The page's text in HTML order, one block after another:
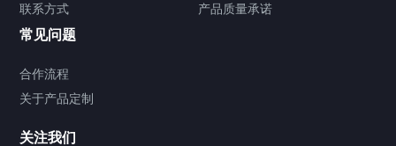
联系方式
产品质量承诺
常见问题
合作流程
关于产品定制
关注我们